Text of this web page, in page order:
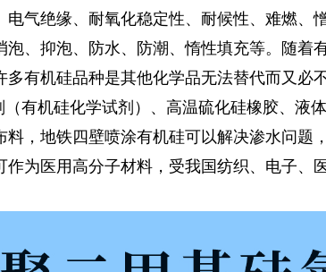
气绝缘、耐氧化稳定性、耐候性、难燃、
、抑泡、防水、防潮、惰性填充等。随
有机硅品种是其他化学品无法替代而又必不
有机硅化学试剂）、高温硫化硅橡胶、液
，地铁四壁喷涂有机硅可以解决渗水问
为医用高分子材料，受我国纺织、电子